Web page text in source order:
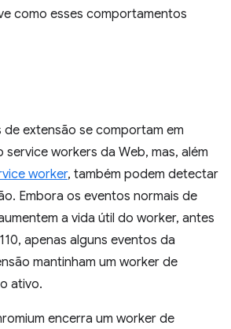
como esses comportamentos
de extensão se comportam em
workers da Web, mas, além
worker, também podem detectar
Embora os eventos normais de
a vida útil do worker, antes
apenas alguns eventos da
mantinham um worker de
ativo.
encerra um worker de